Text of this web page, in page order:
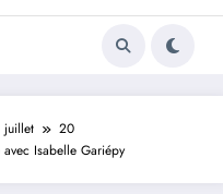
juillet
20
Isabelle Gariépy